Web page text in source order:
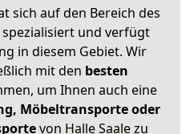
sich auf den Bereich des
und verfügt
in diesem Gebiet. Wir
mit den besten
um Ihnen auch eine
Möbeltransporte oder
von Halle Saale zu